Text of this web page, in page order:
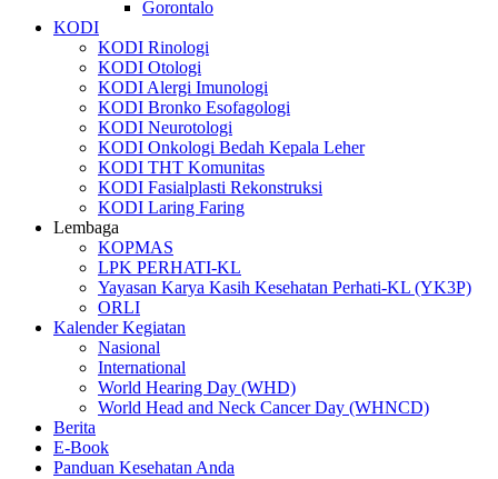
Gorontalo
KODI
KODI Rinologi
KODI Otologi
KODI Alergi Imunologi
KODI Bronko Esofagologi
KODI Neurotologi
KODI Onkologi Bedah Kepala Leher
KODI THT Komunitas
KODI Fasialplasti Rekonstruksi
KODI Laring Faring
Lembaga
KOPMAS
LPK PERHATI-KL
Yayasan Karya Kasih Kesehatan Perhati-KL (YK3P)
ORLI
Kalender Kegiatan
Nasional
International
World Hearing Day (WHD)
World Head and Neck Cancer Day (WHNCD)
Berita
E-Book
Panduan Kesehatan Anda